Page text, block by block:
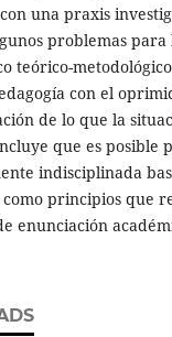
una praxis
problemas
teórico-
con el
de lo que la
que es
indisciplinada
principios que
enunciación